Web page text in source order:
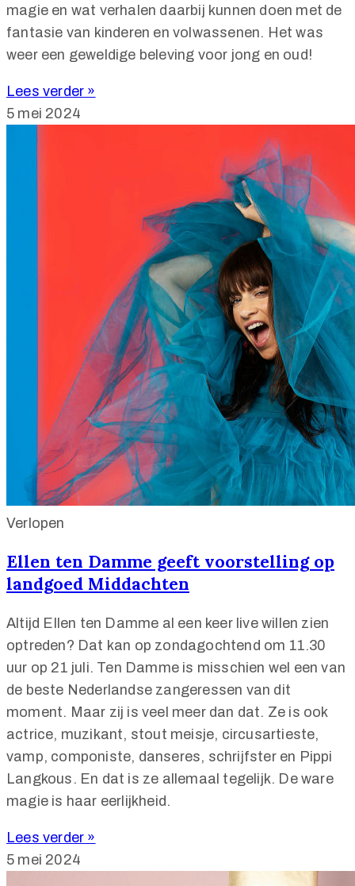
magie en wat verhalen daarbij kunnen doen met de
fantasie van kinderen en volwassenen. Het was
weer een geweldige beleving voor jong en oud!
Lees verder »
5 mei 2024
Verlopen
Ellen ten Damme geeft voorstelling op
landgoed Middachten
Altijd Ellen ten Damme al een keer live willen zien
optreden? Dat kan op zondagochtend om 11.30
uur op 21 juli. Ten Damme is misschien wel een van
de beste Nederlandse zangeressen van dit
moment. Maar zij is veel meer dan dat. Ze is ook
actrice, muzikant, stout meisje, circusartieste,
vamp, componiste, danseres, schrijfster en Pippi
Langkous. En dat is ze allemaal tegelijk. De ware
magie is haar eerlijkheid.
Lees verder »
5 mei 2024